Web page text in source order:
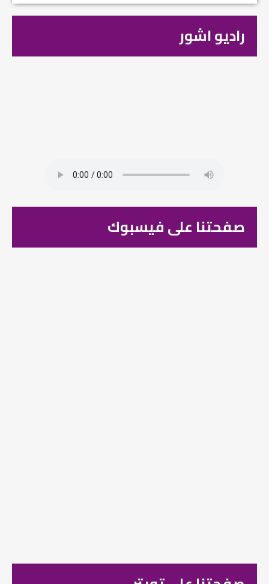
راديو اشور
صفحتنا على فيسبوك